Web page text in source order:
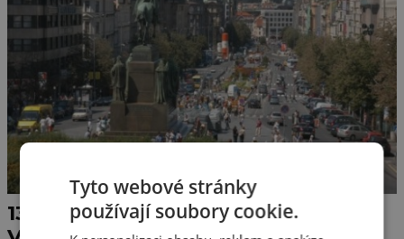
13.12. 1980: Tramvaje mizí z
Tyto webové stránky
používají soubory cookie.